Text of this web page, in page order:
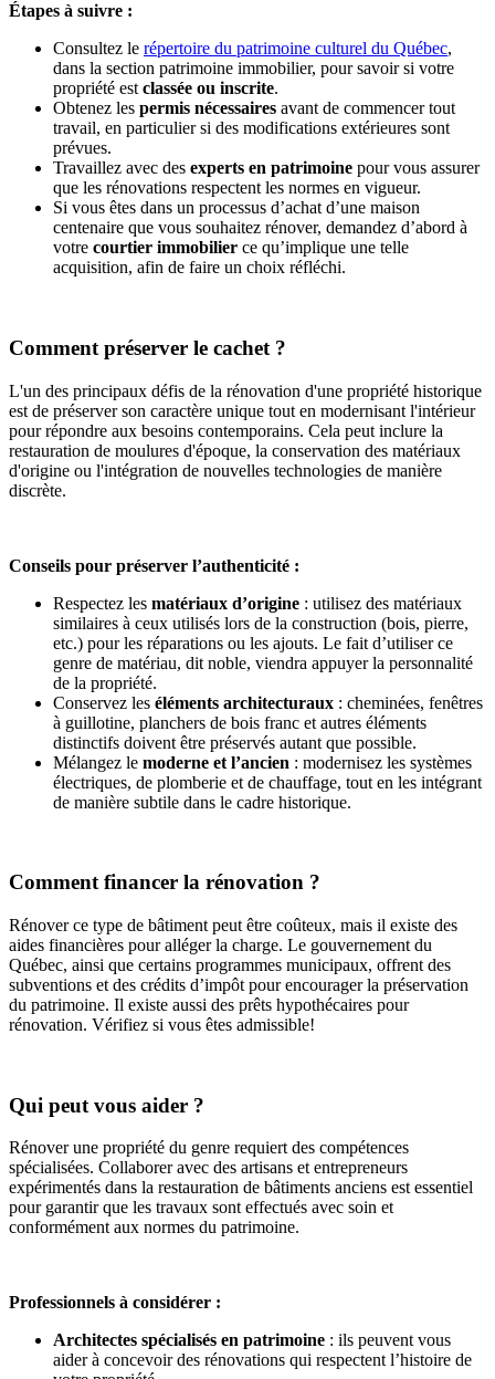
Étapes à suivre :
Consultez le répertoire du patrimoine culturel du Québec,
dans la section patrimoine immobilier, pour savoir si votre
propriété est classée ou inscrite.
Obtenez les permis nécessaires avant de commencer tout
travail, en particulier si des modifications extérieures sont
prévues.
Travaillez avec des experts en patrimoine pour vous assurer
que les rénovations respectent les normes en vigueur.
Si vous êtes dans un processus d’achat d’une maison
centenaire que vous souhaitez rénover, demandez d’abord à
votre courtier immobilier ce qu’implique une telle
acquisition, afin de faire un choix réfléchi.
Comment préserver le cachet ?
L'un des principaux défis de la rénovation d'une propriété historique
est de préserver son caractère unique tout en modernisant l'intérieur
pour répondre aux besoins contemporains. Cela peut inclure la
restauration de moulures d'époque, la conservation des matériaux
d'origine ou l'intégration de nouvelles technologies de manière
discrète.
Conseils pour préserver l’authenticité :
Respectez les matériaux d’origine : utilisez des matériaux
similaires à ceux utilisés lors de la construction (bois, pierre,
etc.) pour les réparations ou les ajouts. Le fait d’utiliser ce
genre de matériau, dit noble, viendra appuyer la personnalité
de la propriété.
Conservez les éléments architecturaux : cheminées, fenêtres
à guillotine, planchers de bois franc et autres éléments
distinctifs doivent être préservés autant que possible.
Mélangez le moderne et l’ancien : modernisez les systèmes
électriques, de plomberie et de chauffage, tout en les intégrant
de manière subtile dans le cadre historique.
Comment financer la rénovation ?
Rénover ce type de bâtiment peut être coûteux, mais il existe des
aides financières pour alléger la charge. Le gouvernement du
Québec, ainsi que certains programmes municipaux, offrent des
subventions et des crédits d’impôt pour encourager la préservation
du patrimoine. Il existe aussi des prêts hypothécaires pour
rénovation. Vérifiez si vous êtes admissible!
Qui peut vous aider ?
Rénover une propriété du genre requiert des compétences
spécialisées. Collaborer avec des artisans et entrepreneurs
expérimentés dans la restauration de bâtiments anciens est essentiel
pour garantir que les travaux sont effectués avec soin et
conformément aux normes du patrimoine.
Professionnels à considérer :
Architectes spécialisés en patrimoine : ils peuvent vous
aider à concevoir des rénovations qui respectent l’histoire de